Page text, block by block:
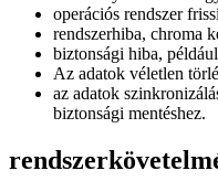
operációs rendszer
rendszerhiba, chroma
biztonsági hiba,
Az adatok véletlen
az adatok
biztonsági mentéshez.